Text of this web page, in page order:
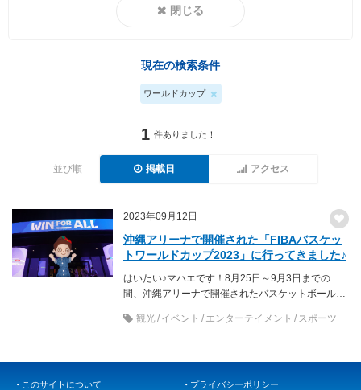
閉じる
現在の検索条件
ワールドカップ
1 件ありました！
並び順 掲載日 アクセス
2023年09月12日
沖縄アリーナで開催された「FIBAバスケッ
トワールドカップ2023」に行ってきました♪
はいたい♪マハエです！8月25日～9月3日までの
間、沖縄アリーナで開催されたバスケットボール世
観光 イベント エンターテイメント スポーツ
このサイトについて プライバシーポリシー